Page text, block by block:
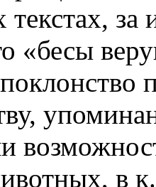
текстах,
«бесы
в